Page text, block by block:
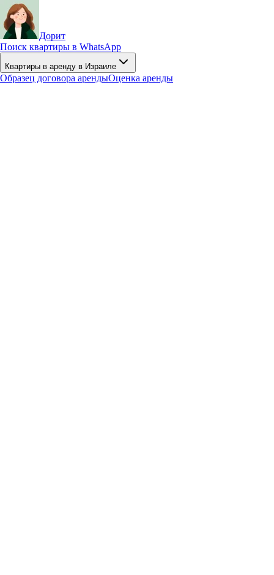
Дорит
Поиск квартиры в WhatsApp
Квартиры в аренду в Израиле
Образец договора арендыОценка аренды